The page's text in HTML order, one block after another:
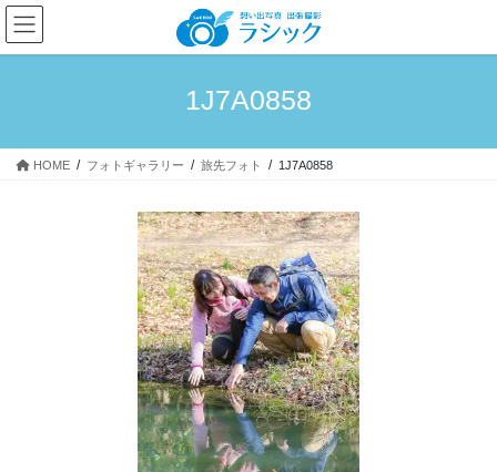
コ
ン
テ
ス
ナ
ビ
ゲ
ン
1J7A0858
HOME フォトギャラリー 旅先フォト 1J7A0858